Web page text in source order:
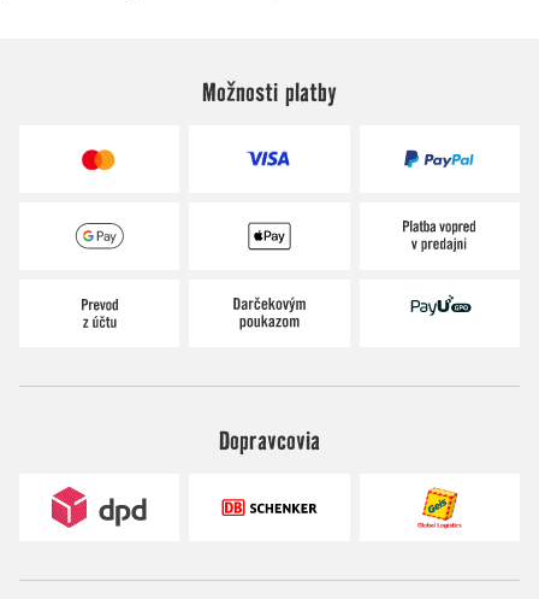
Možnosti platby
Dopravcovia